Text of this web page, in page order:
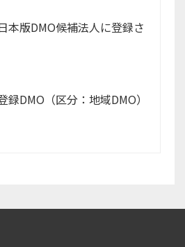
本版DMO候補法人に登録さ
DMO（区分：地域DMO）